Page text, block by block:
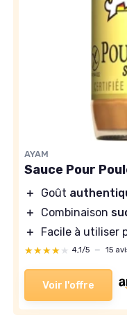
AYAM
Sauce Pour
＋ Goût
＋
Combinaison
＋
Facile à utiliser
★★★★★
★★★★★ 4,1/5 — 15
Voir l'offre